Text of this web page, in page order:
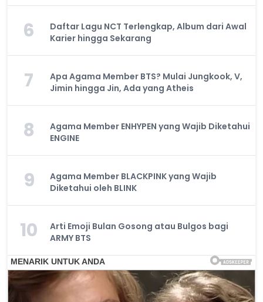
6
Daftar Lagu NCT Terlengkap, Album dari Awal
Karier hingga Sekarang
7
Apa Agama Member BTS? Mulai Jungkook, V,
Jimin hingga Jin, Ada yang Atheis
8
Agama Member ENHYPEN yang Wajib Diketahui
ENGINE
9
Agama Member BLACKPINK yang Wajib
Diketahui oleh BLINK
10
Arti Emoji Bulan Gosong atau Bulgos bagi
ARMY BTS